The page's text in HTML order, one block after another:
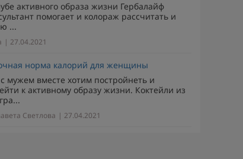
активного образа жизни Гербалайф
помогает и колораж рассчитать и
...
| 27.04.2021
норма калорий для женщины
мужем вместе хотим постройнеть и
к активному образу жизни. Коктейли из
Светлова | 27.04.2021